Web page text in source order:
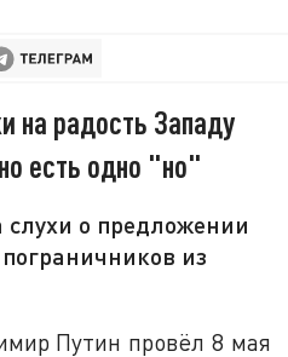
на радость Западу
есть одно "но"
слухи о предложении
из
Путин провёл 8 мая